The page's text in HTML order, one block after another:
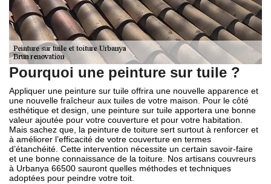
Pourquoi une peinture sur tuile ?
Appliquer une peinture sur tuile offrira une nouvelle apparence et
une nouvelle fraîcheur aux tuiles de votre maison. Pour le côté
esthétique et design, une peinture sur tuile apportera une bonne
valeur ajoutée pour votre couverture et pour votre habitation.
Mais sachez que, la peinture de toiture sert surtout à renforcer et
à améliorer l’efficacité de votre couverture en termes
d’étanchéité. Cette intervention nécessite un certain savoir-faire
et une bonne connaissance de la toiture. Nos artisans couvreurs
à Urbanya 66500 sauront quelles méthodes et techniques
adoptées pour peindre votre toit.